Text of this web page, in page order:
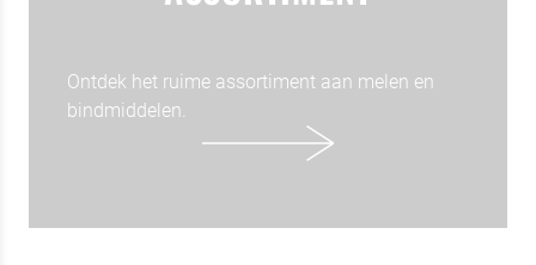
Ontdek het ruime assortiment aan melen en
bindmiddelen.